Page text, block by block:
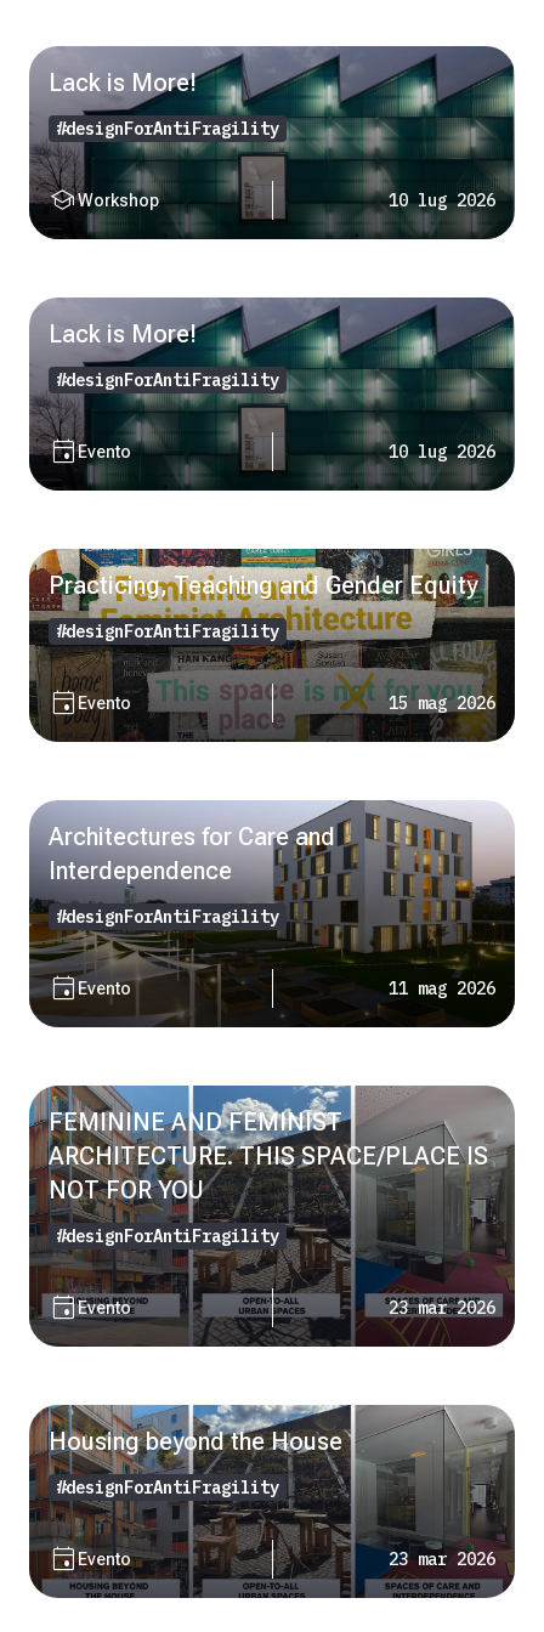
Lack is More!
#designForAntiFragility
schoolWorkshop 10 lug 2026
Lack is More!
#designForAntiFragility
eventEvento 10 lug 2026
Practicing, Teaching and Gender Equity
#designForAntiFragility
eventEvento 15 mag 2026
Architectures for Care and
Interdependence
#designForAntiFragility
eventEvento 11 mag 2026
FEMININE AND FEMINIST
ARCHITECTURE. THIS SPACE/PLACE IS
NOT FOR YOU
#designForAntiFragility
eventEvento 23 mar 2026
Housing beyond the House
#designForAntiFragility
eventEvento 23 mar 2026